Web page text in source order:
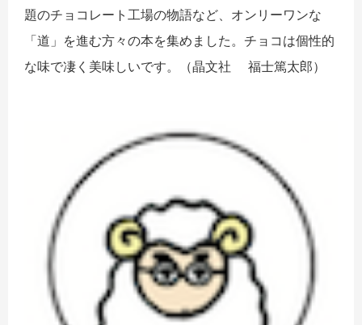
題のチョコレート工場の物語など、オンリーワンな
「道」を進む方々の本を集めました。チョコは個性的
な味で凄く美味しいです。（晶文社 福士篤太郎）